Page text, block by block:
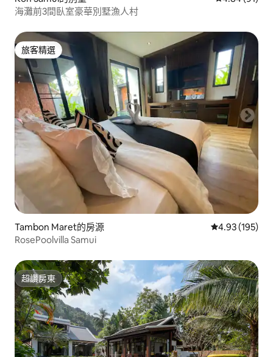
海灘前3間臥室豪華別墅漁人村
旅客精選
旅客精選
Tambon Maret的房源 從 195 則評價
4.93 (195)
RosePoolvilla Samui
超讚房東
超讚房東